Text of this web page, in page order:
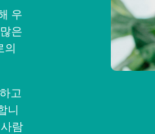
우
은
의
고
니
람